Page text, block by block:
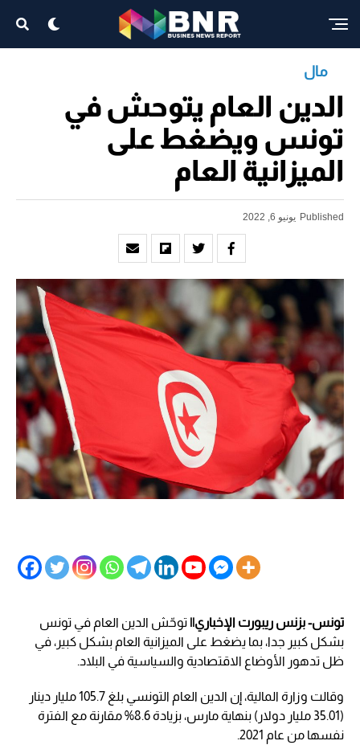
مال
الدين العام يتوحش في
تونس ويضغط على
الميزانية العام
Published يونيو 6, 2022
تونس- بزنس ريبورت الإخباري|| توحّش الدين العام في تونس
بشكل كبير جدا، بما يضغط على الميزانية العام بشكل كبير، في
ظل تدهور الأوضاع الاقتصادية والسياسية في البلاد.
وقالت وزارة المالية، إن الدين العام التونسي بلغ 105.7 مليار دينار
(35.01 مليار دولار) بنهاية مارس، بزيادة 8.6% مقارنة مع الفترة
نفسها من عام 2021.